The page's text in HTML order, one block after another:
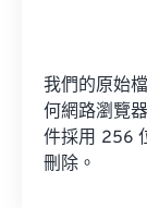
我們的原始
何網路瀏覽
件採用 256
刪除。